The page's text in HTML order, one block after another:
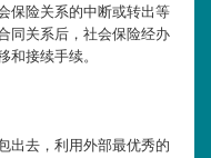
保险关系的中断或转出等
同关系后，社会保险经办
和接续手续。
出去，利用外部最优秀的